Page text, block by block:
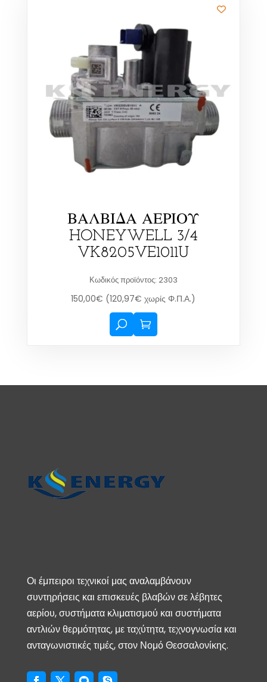
ΒΑΛΒΙΔΑ ΑΕΡΙΟΥ
HONEYWELL 3/4
VK8205VE1011U
Κωδικός προϊόντος: 2303
150,00€ (120,97€ χωρίς Φ.Π.Α.)
Οι έμπειροι τεχνικοί μας αναλαμβάνουν
συντηρήσεις και επισκευές βλαβών σε λέβητες
αερίου, συστήματα κλιματισμού και συστήματα
αντλιών θερμότητας, με ταχύτητα, τεχνογνωσία και
ανταγωνιστικές τιμές, στον Νομό Θεσσαλονίκης.